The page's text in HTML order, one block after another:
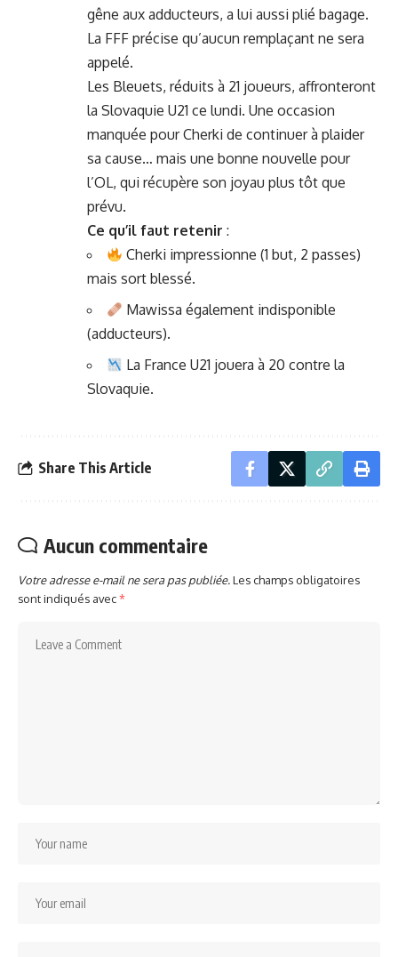
gêne aux adducteurs, a lui aussi plié bagage.
La FFF précise qu’aucun remplaçant ne sera
appelé.
Les Bleuets, réduits à 21 joueurs, affronteront
la Slovaquie U21 ce lundi. Une occasion
manquée pour Cherki de continuer à plaider
sa cause… mais une bonne nouvelle pour
l’OL, qui récupère son joyau plus tôt que
prévu.
Ce qu’il faut retenir :
Cherki impressionne (1 but, 2 passes)
mais sort blessé.
Mawissa également indisponible
(adducteurs).
La France U21 jouera à 20 contre la
Slovaquie.
Share This Article
Aucun commentaire
Votre adresse e-mail ne sera pas publiée.Les champs obligatoires
sont indiqués avec*